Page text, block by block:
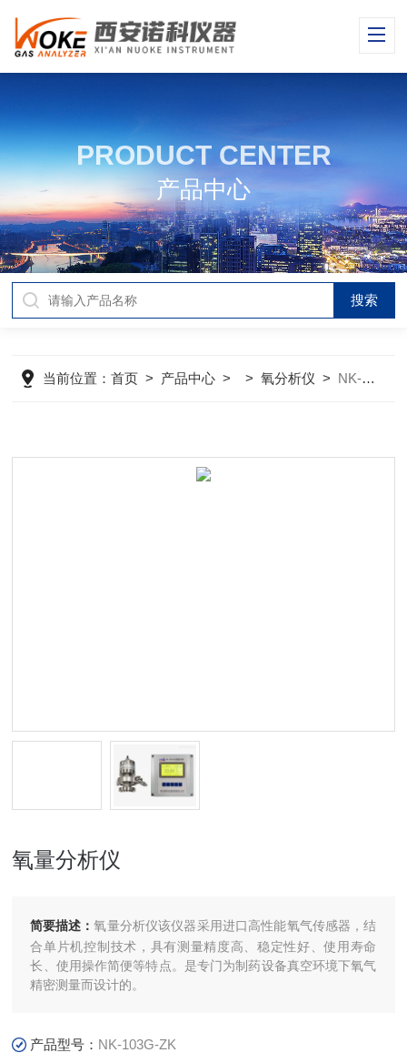
PRODUCT CENTER
产品中心
当前位置：首页 > 产品中心 > >氧分析仪 > NK-103G-ZK氧量分析仪
氧量分析仪
简要描述：氧量分析仪该仪器采用进口高性能氧气传感器，结
合单片机控制技术，具有测量精度高、稳定性好、使用寿命
长、使用操作简便等特点。是专门为制药设备真空环境下氧气
精密测量而设计的。
产品型号： NK-103G-ZK